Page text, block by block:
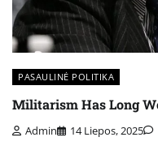
PASAULINĖ POLITIKA
Militarism Has Long
Admin 14 Liepos, 2025